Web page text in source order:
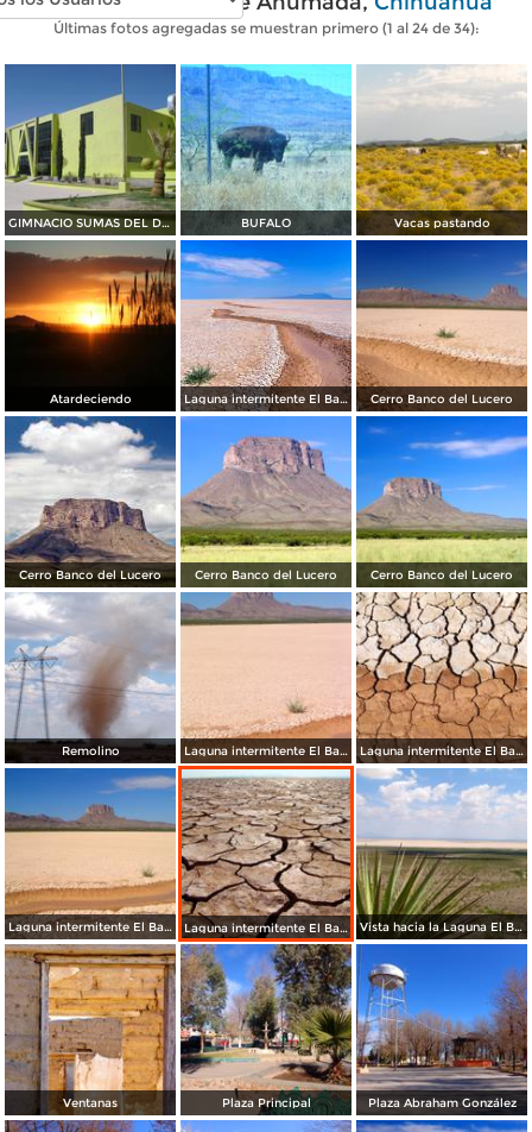
Últimas fotos agregadas se muestran primero (1 al 24 de 34):
GIMNACIO SUMAS DEL DESIERTO CD. AHUMADA CHIHUAHA. MEX. BUFALO Vacas pastando
Atardeciendo Laguna intermitente El Barreal Cerro Banco del Lucero
Cerro Banco del Lucero Cerro Banco del Lucero Cerro Banco del Lucero
Remolino Laguna intermitente El Barreal Laguna intermitente El Barreal
Laguna intermitente El Barreal Laguna intermitente El Barreal Vista hacia la Laguna El Barreal
Ventanas Plaza Principal Plaza Abraham González